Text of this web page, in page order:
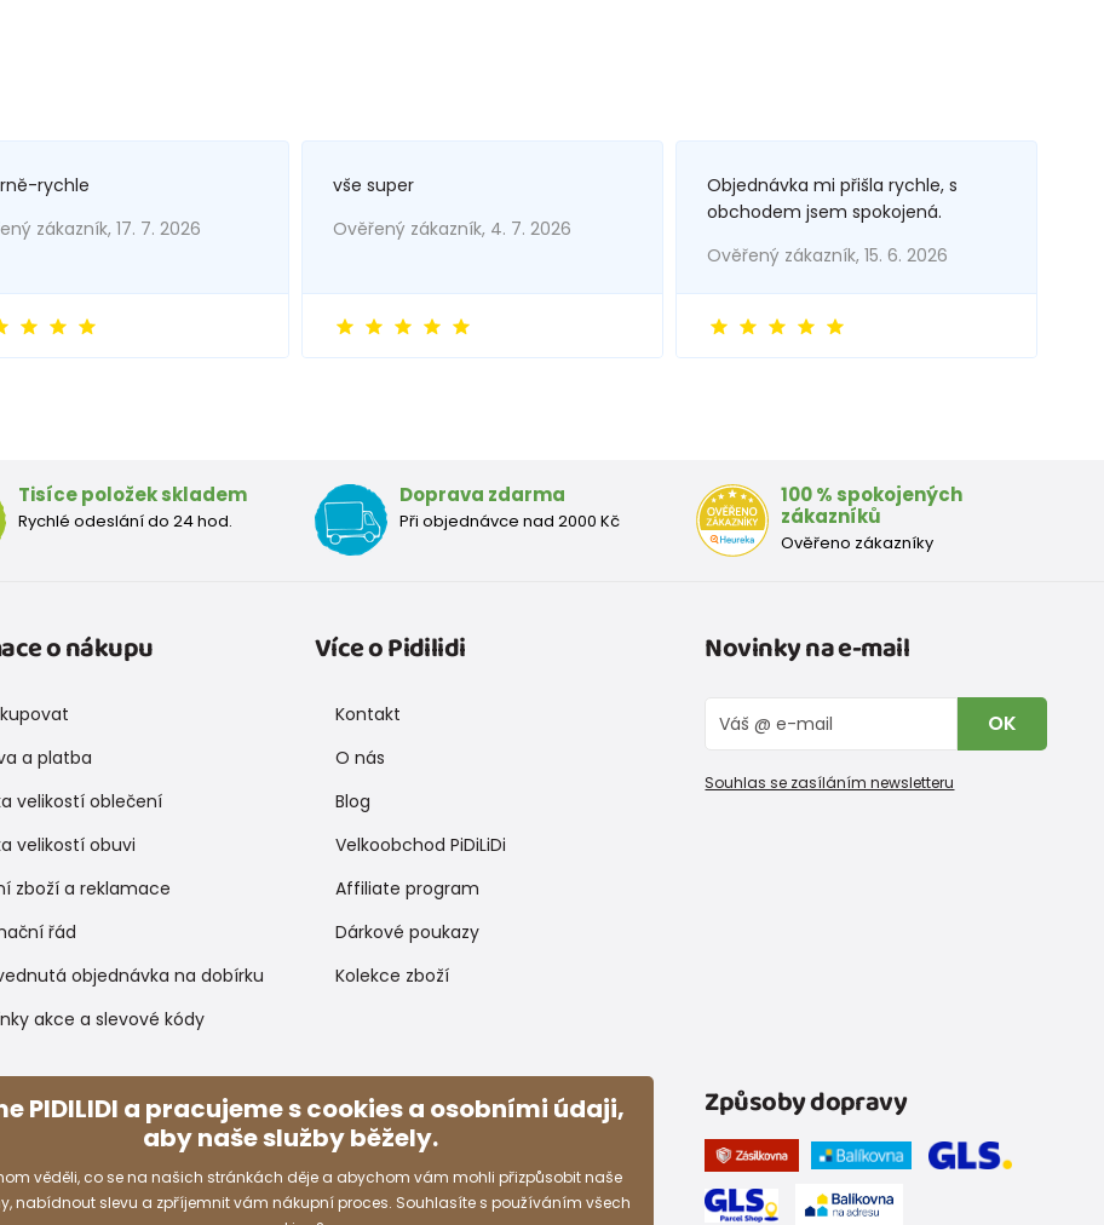
rychle
zákazník, 17. 7. 2026
vše super
Ověřený zákazník, 4. 7. 2026
Objednávka mi přišla rychle, s
obchodem jsem spokojená.
Ověřený zákazník, 15. 6. 2026
Tisíce položek skladem
Rychlé odeslání do 24 hod.
Doprava zdarma
Při objednávce nad 2000 Kč
100 % spokojených
zákazníků
Ověřeno zákazníky
o nákupu
a platba
velikostí oblečení
velikostí obuvi
zboží a reklamace
řád
objednávka na dobírku
akce a slevové kódy
Více o Pidilidi
Kontakt
O nás
Blog
Velkoobchod PiDiLiDi
Affiliate program
Dárkové poukazy
Kolekce zboží
Novinky na e-mail
OK
Souhlas se zasíláním newsletteru
Způsoby platby Způsoby dopravy
PIDILIDI a pracujeme s cookies a osobními údaji,
aby naše služby běžely.
věděli, co se na našich stránkách děje a abychom vám mohli přizpůsobit naše
nabídnout slevu a zpříjemnit vám nákupní proces. Souhlasíte s používáním všech